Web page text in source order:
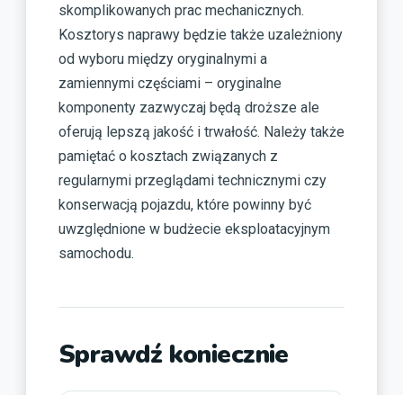
skomplikowanych prac mechanicznych.
Kosztorys naprawy będzie także uzależniony
od wyboru między oryginalnymi a
zamiennymi częściami – oryginalne
komponenty zazwyczaj będą droższe ale
oferują lepszą jakość i trwałość. Należy także
pamiętać o kosztach związanych z
regularnymi przeglądami technicznymi czy
konserwacją pojazdu, które powinny być
uwzględnione w budżecie eksploatacyjnym
samochodu.
Sprawdź koniecznie